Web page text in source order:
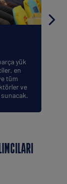
yük
en
tüm
ve